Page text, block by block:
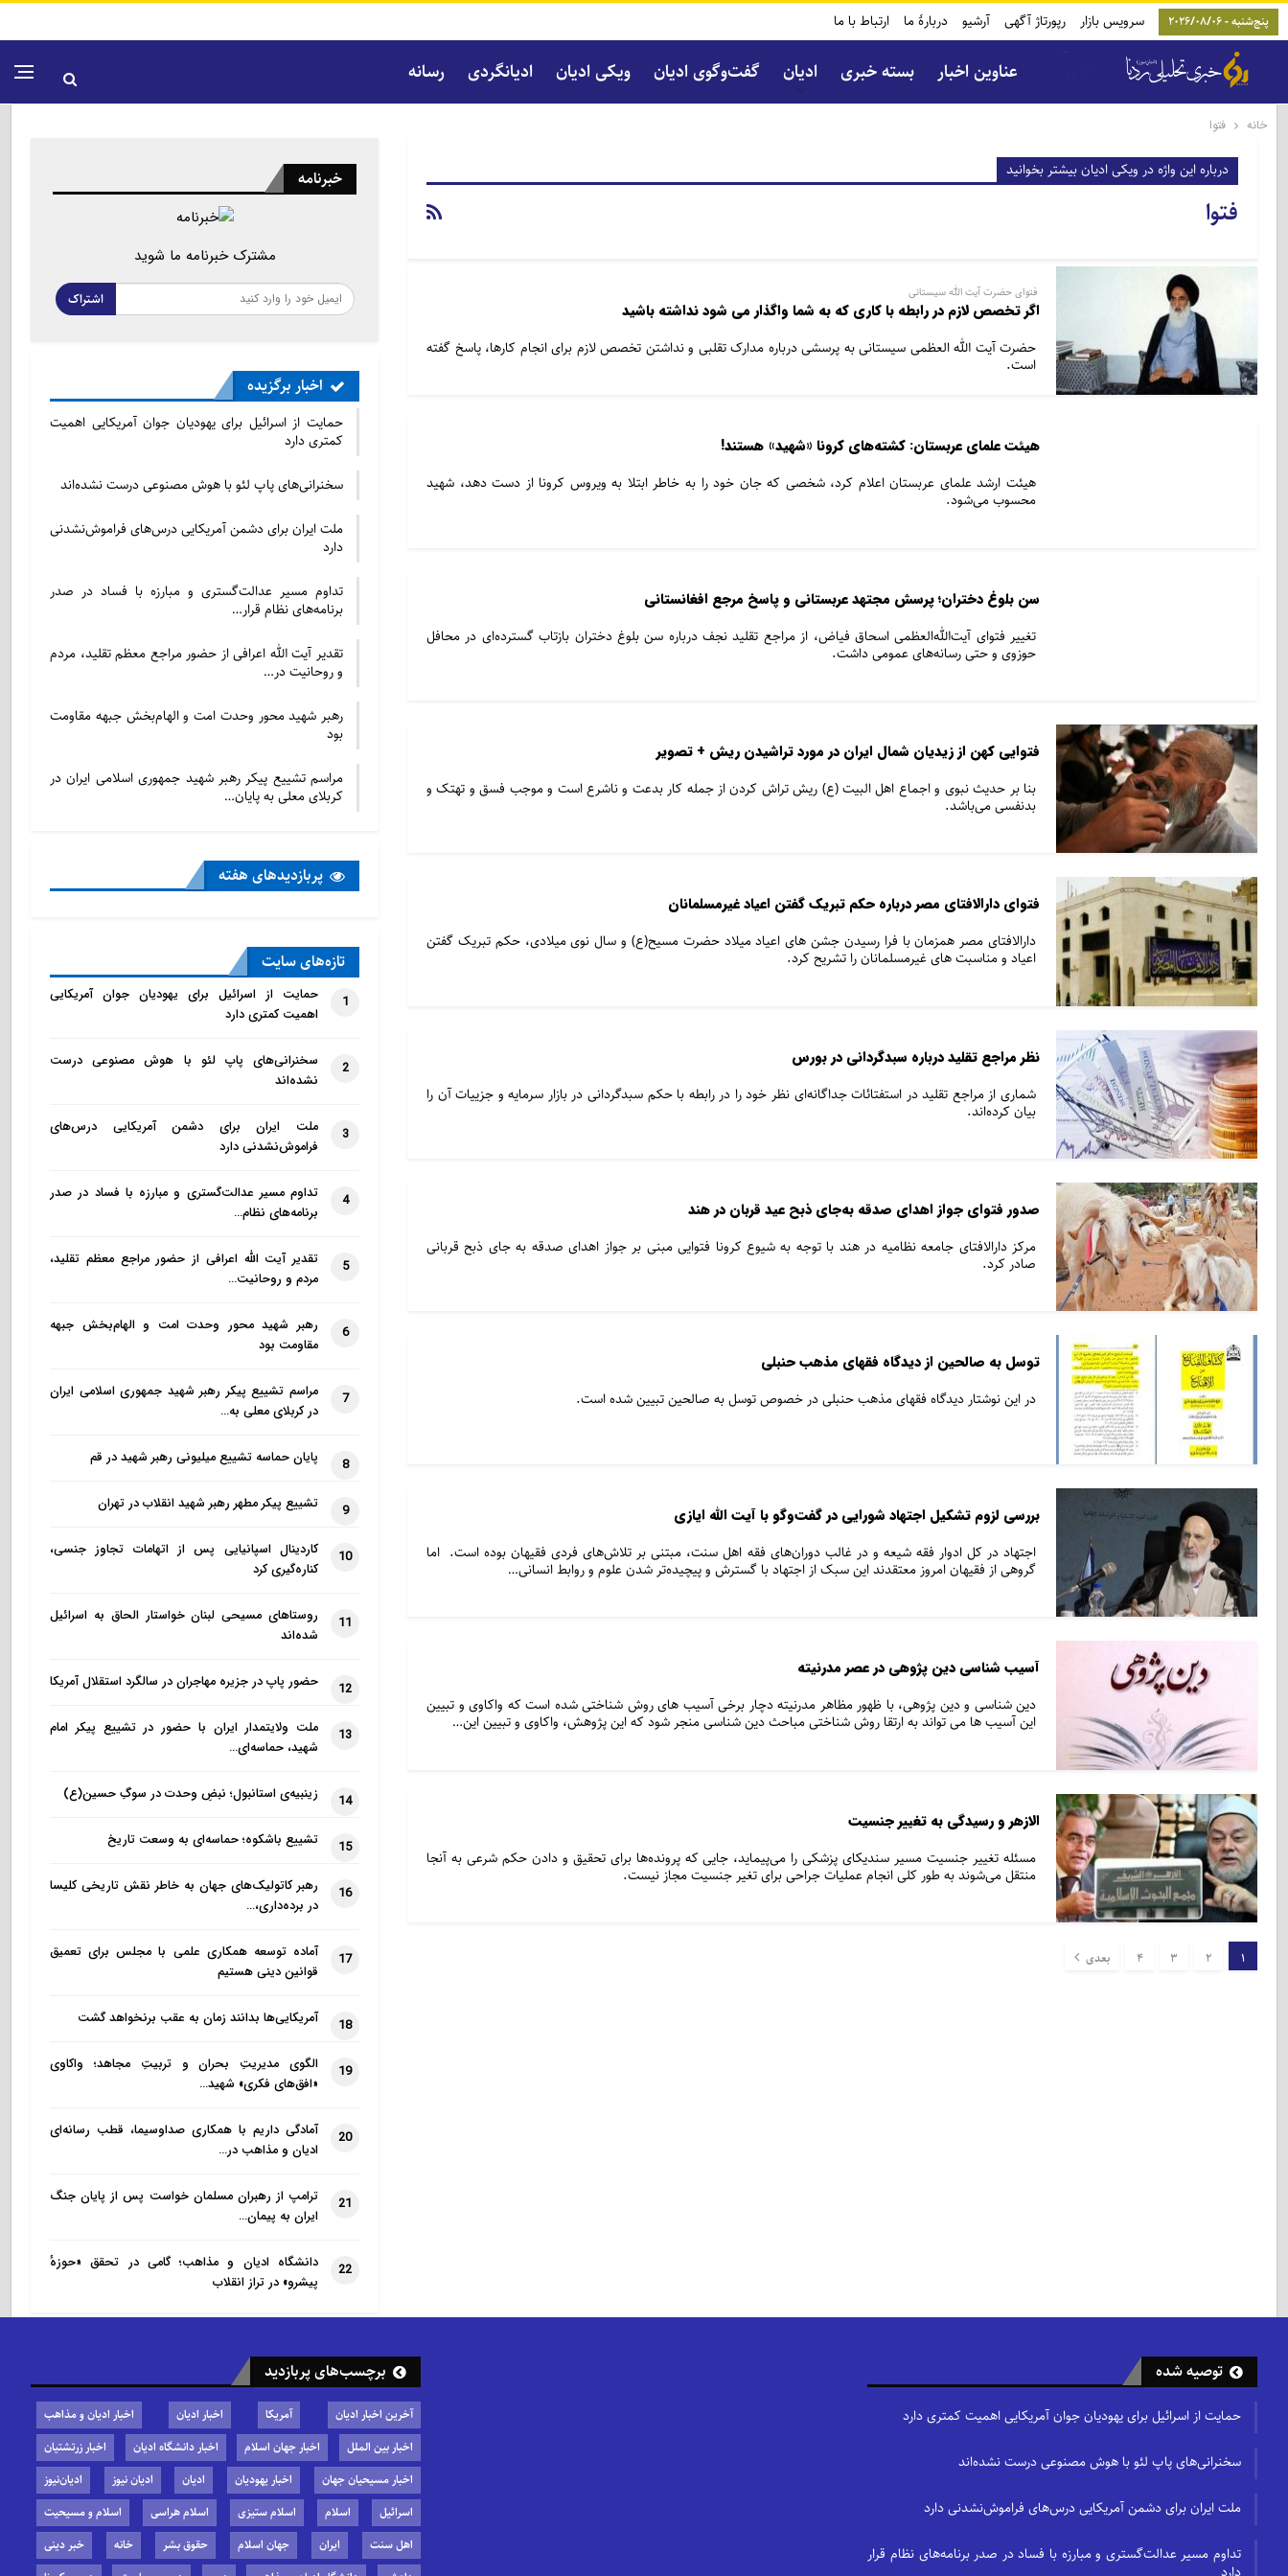
پنج‌شنبه - 2026/08/06 سرویس بازار رپورتاژ آگهی آرشیو دربارۀ ما ارتباط با ما
عناوین اخبار بسته خبری ادیان گفت‌و‌گوی ادیان ویکی ادیان ادیانگردی رسانه
خانه فتوا
درباره این واژه در ویکی ادیان بیشتر بخوانید
فتوا
فتوای حضرت آیت الله سیستانی
اگر تخصص لازم در رابطه با کاری که به شما واگذار می شود نداشته باشید
حضرت آیت الله العظمی سیستانی به پرسشی درباره مدارک تقلبی و نداشتن تخصص لازم برای انجام کارها، پاسخ گفته
است.
هیئت علمای عربستان: کشته‌های کرونا «شهید» هستند!
هیئت ارشد علمای عربستان اعلام کرد، شخصی که جان خود را به خاطر ابتلا به ویروس کرونا از دست دهد، شهید
محسوب می‌شود.
سن بلوغ دختران؛ پرسش مجتهد عربستانی و پاسخ مرجع افغانستانی
تغییر فتوای آیت‌الله‌العظمی اسحاق فیاض، از مراجع تقلید نجف درباره سن بلوغ دختران بازتاب گسترده‌ای در محافل
حوزوی و حتی رسانه‌های عمومی داشت.
فتوایی کهن از زیدیان شمال ایران در مورد تراشیدن ریش + تصویر
بنا بر حدیث نبوی و اجماع اهل البیت (ع) ریش تراش کردن از جمله کار بدعت و ناشرع است و موجب فسق و تهتک و
بدنفسی می‌باشد.
فتوای دارالافتای مصر درباره حکم تبریک گفتن اعیاد غیرمسلمانان
دارالافتای مصر همزمان با فرا رسیدن جشن های اعیاد میلاد حضرت مسیح(ع) و سال نوی میلادی، حکم تبریک گفتن
اعیاد و مناسبت های غیرمسلمانان را تشریح کرد.
نظر مراجع تقلید درباره سبدگردانی در بورس
شماری از مراجع تقلید در استفتائات جداگانه‌ای نظر خود را در رابطه با حکم سبدگردانی در بازار سرمایه و جزییات آن را
بیان کرده‌اند.
صدور فتوای جواز اهدای صدقه به‌‌جای ذبح عید قربان در هند
مرکز دارالافتای جامعه نظامیه در هند با توجه به شیوع کرونا فتوایی مبنی بر جواز اهدای صدقه به جای ذبح قربانی
صادر کرد.
توسل به صالحین از دیدگاه فقهای مذهب حنبلی
در این نوشتار دیدگاه فقهای مذهب حنبلی در خصوص توسل به صالحین تبیین شده است.
بررسی لزوم تشکیل اجتهاد شورایی در گفت‌وگو با آیت الله ایازی
اجتهاد در کل ادوار فقه شیعه و در غالب دوران‌های فقه اهل سنت، مبتنی بر تلاش‌های فردی فقیهان بوده است. اما
گروهی از فقیهان امروز معتقدند این سبک از اجتهاد با گسترش و پیچیده‌تر شدن علوم و روابط انسانی…
آسیب شناسی دین پژوهی در عصر مدرنیته
دین شناسی و دین پژوهی، با ظهور مظاهر مدرنیته دچار برخی آسیب های روش شناختی شده است که واکاوی و تبیین
این آسیب ها می تواند به ارتقا روش شناختی مباحث دین شناسی منجر شود که این پژوهش، واکاوی و تبیین این…
الازهر و رسیدگی به تغییر جنسیت
مسئله تغییر جنسیت مسیر سندیکای پزشکی را می‌پیماید، جایی که پرونده‌ها برای تحقیق و دادن حکم شرعی به آنجا
منتقل می‌شوند به طور کلی انجام عملیات جراحی برای تغیر جنسیت مجاز نیست.
1
2
3
4 بعدی
خبرنامه
مشترک خبرنامه ما شوید
اشتراک
اخبار برگزیده
حمایت از اسرائیل برای یهودیان جوان آمریکایی اهمیت
کمتری دارد
سخنرانی‌های پاپ لئو با هوش مصنوعی درست نشده‌اند
ملت ایران برای دشمن آمریکایی درس‌های فراموش‌نشدنی
دارد
تداوم مسیر عدالت‌گستری و مبارزه با فساد در صدر
برنامه‌های نظام قرار…
تقدیر آیت الله اعرافی از حضور مراجع معظم تقلید، مردم
و روحانیت در…
رهبر شهید محور وحدت امت و الهام‌بخش جبهه مقاومت
بود
مراسم تشییع پیکر رهبر شهید جمهوری اسلامی ایران در
کربلای معلی به پایان…
پربازدید‌های هفته
تازه‌‌های سایت
1
حمایت از اسرائیل برای یهودیان جوان آمریکایی
اهمیت کمتری دارد
2
سخنرانی‌های پاپ لئو با هوش مصنوعی درست
نشده‌اند
3
ملت ایران برای دشمن آمریکایی درس‌های
فراموش‌نشدنی دارد
4
تداوم مسیر عدالت‌گستری و مبارزه با فساد در صدر
برنامه‌های نظام…
5
تقدیر آیت الله اعرافی از حضور مراجع معظم تقلید،
مردم و روحانیت…
6
رهبر شهید محور وحدت امت و الهام‌بخش جبهه
مقاومت بود
7
مراسم تشییع پیکر رهبر شهید جمهوری اسلامی ایران
در کربلای معلی به…
8 پایان حماسه تشییع میلیونی رهبر شهید در قم
9 تشییع پیکر مطهر رهبر شهید انقلاب در تهران
10
کاردینال اسپانیایی پس از اتهامات تجاوز جنسی،
کناره‌گیری کرد
11
روستاهای مسیحی لبنان خواستار الحاق به اسرائیل
شده‌اند
12 حضور پاپ در جزیره مهاجران در سالگرد استقلال آمریکا
13
ملت ولایتمدار ایران با حضور در تشییع پیکر امام
شهید، حماسه‌ای…
14 زینبیه‌ی استانبول؛ نبضِ وحدت در سوگِ حسین(ع)
15 تشییع باشکوه؛ حماسه‌ای به وسعت تاریخ
16
رهبر کاتولیک‌های جهان به خاطر نقش تاریخی کلیسا
در برده‌داری،…
17
آماده توسعه همکاری علمی با مجلس برای تعمیق
قوانین دینی هستیم
18 آمریکایی‌ها بدانند زمان به عقب برنخواهد گشت
19
الگوی مدیریتِ بحران و تربیتِ مجاهد؛ واکاوی
«افق‌های فکری» شهید…
20
آمادگی داریم با همکاری صداوسیما، قطب رسانه‌ای
ادیان و مذاهب در…
21
ترامپ از رهبران مسلمان خواست پس از پایان جنگ
ایران به پیمان…
22
دانشگاه ادیان و مذاهب؛ گامی در تحقق «حوزهٔ
پیشرو» در تراز انقلاب
توصیه شده
حمایت از اسرائیل برای یهودیان جوان آمریکایی اهمیت کمتری دارد
سخنرانی‌های پاپ لئو با هوش مصنوعی درست نشده‌اند
ملت ایران برای دشمن آمریکایی درس‌های فراموش‌نشدنی دارد
تداوم مسیر عدالت‌گستری و مبارزه با فساد در صدر برنامه‌های نظام قرار
برچسب‌های پربازدید
آخرین اخبار ادیان آمریکا اخبار ادیان
اخبار ادیان و مذاهب
اخبار بین الملل
اخبار جهان اسلام اخبار دانشگاه ادیان
اخبار زرتشتیان
اخبار مسیحیان جهان
اخبار یهودیان ادیان ادیان نیوز
ادیان‌نیوز
اسرائیل
اسلام اسلام ستیزی اسلام هراسی
اسلام و مسیحیت
اهل سنت
ایران جهان اسلام حقوق بشر خانه
خبر دینی